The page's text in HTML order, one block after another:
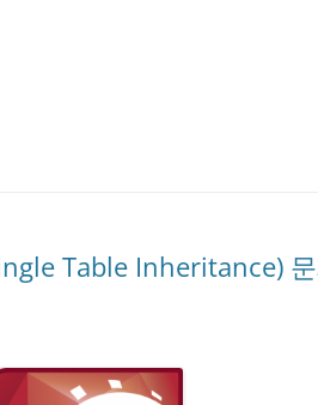
Table Inheritance)